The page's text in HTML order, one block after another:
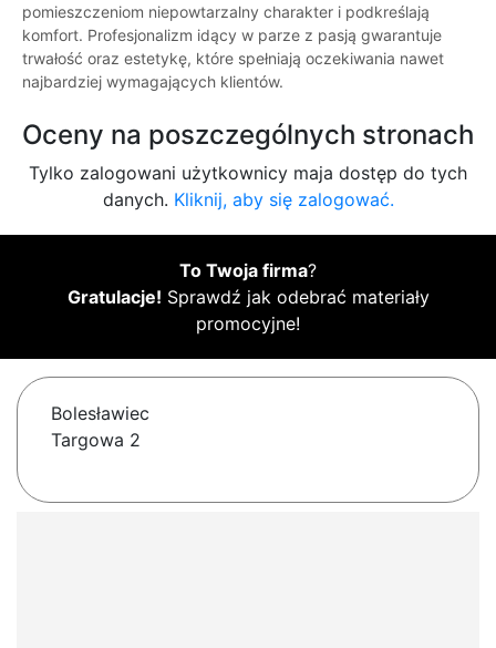
pomieszczeniom niepowtarzalny charakter i podkreślają
komfort. Profesjonalizm idący w parze z pasją gwarantuje
trwałość oraz estetykę, które spełniają oczekiwania nawet
najbardziej wymagających klientów.
Oceny na poszczególnych stronach
Tylko zalogowani użytkownicy maja dostęp do tych
danych. Kliknij, aby się zalogować.
To Twoja firma?
Gratulacje! Sprawdź jak odebrać materiały
promocyjne!
Bolesławiec
Targowa 2